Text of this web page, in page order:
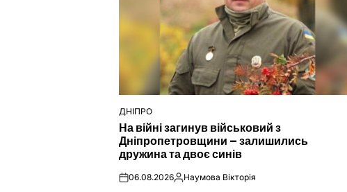
ОПУБЛІКУВАТИ
У
ДНІПРО
На війні загинув військовий з
Дніпропетровщини – залишились
дружина та двоє синів
on06.08.2026Опубліковано
Наумова Вікторія